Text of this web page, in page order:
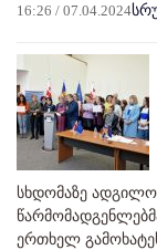
16:26 / 07.04.2024
სხდომაზე
ერთხელ